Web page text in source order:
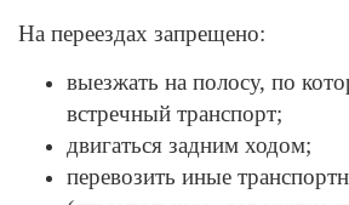
На переездах запрещено:
выезжать на полосу, по
встречный транспорт;
двигаться задним ходом;
перевозить иные